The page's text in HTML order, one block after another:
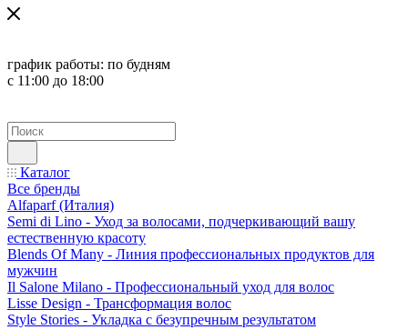
график работы: по будням
с 11:00 до 18:00
Каталог
Все бренды
Alfaparf (Италия)
Semi di Lino - Уход за волосами, подчеркивающий вашу
естественную красоту
Blends Of Many - Линия профессиональных продуктов для
мужчин
Il Salone Milano - Профессиональный уход для волос
Lisse Design - Трансформация волос
Style Stories - Укладка с безупречным результатом